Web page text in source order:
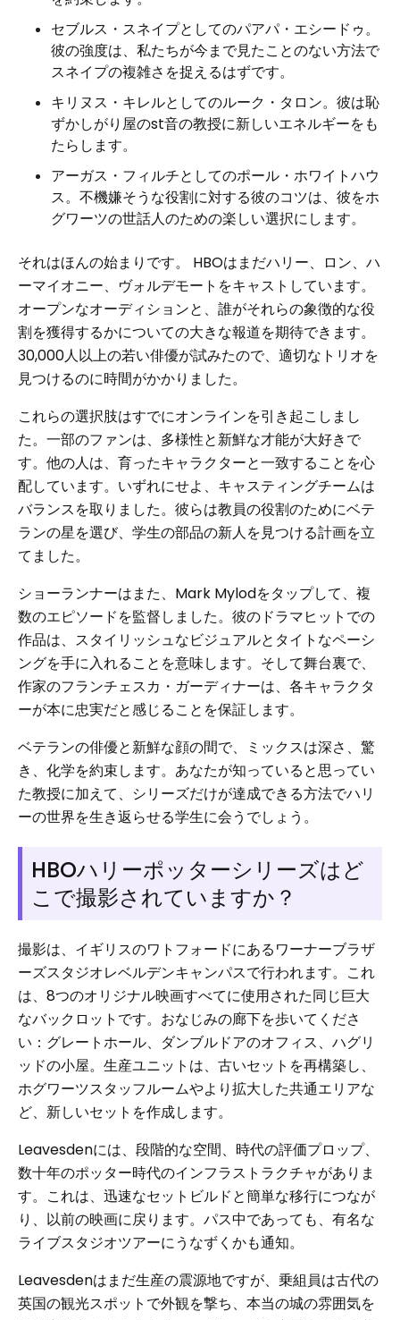
セブルス・スネイプとしてのパアパ・エシードゥ。
彼の強度は、私たちが今まで見たことのない方法で
スネイプの複雑さを捉えるはずです。
キリヌス・キレルとしてのルーク・タロン。彼は恥
ずかしがり屋のst音の教授に新しいエネルギーをも
たらします。
アーガス・フィルチとしてのポール・ホワイトハウ
ス。不機嫌そうな役割に対する彼のコツは、彼をホ
グワーツの世話人のための楽しい選択にします。
それはほんの始まりです。 HBOはまだハリー、ロン、ハ
ーマイオニー、ヴォルデモートをキャストしています。
オープンなオーディションと、誰がそれらの象徴的な役
割を獲得するかについての大きな報道を期待できます。
30,000人以上の若い俳優が試みたので、適切なトリオを
見つけるのに時間がかかりました。
これらの選択肢はすでにオンラインを引き起こしまし
た。一部のファンは、多様性と新鮮な才能が大好きで
す。他の人は、育ったキャラクターと一致することを心
配しています。いずれにせよ、キャスティングチームは
バランスを取りました。彼らは教員の役割のためにベテ
ランの星を選び、学生の部品の新人を見つける計画を立
てました。
ショーランナーはまた、Mark Mylodをタップして、複
数のエピソードを監督しました。彼のドラマヒットでの
作品は、スタイリッシュなビジュアルとタイトなペーシ
ングを手に入れることを意味します。そして舞台裏で、
作家のフランチェスカ・ガーディナーは、各キャラクタ
ーが本に忠実だと感じることを保証します。
ベテランの俳優と新鮮な顔の間で、ミックスは深さ、驚
き、化学を約束します。あなたが知っていると思ってい
た教授に加えて、シリーズだけが達成できる方法でハリ
ーの世界を生き返らせる学生に会うでしょう。
HBOハリーポッターシリーズはど
こで撮影されていますか？
撮影は、イギリスのワトフォードにあるワーナーブラザ
ーズスタジオレベルデンキャンパスで行われます。これ
は、8つのオリジナル映画すべてに使用された同じ巨大
なバックロットです。おなじみの廊下を歩いてくださ
い：グレートホール、ダンブルドアのオフィス、ハグリ
ッドの小屋。生産ユニットは、古いセットを再構築し、
ホグワーツスタッフルームやより拡大した共通エリアな
ど、新しいセットを作成します。
Leavesdenには、段階的な空間、時代の評価プロップ、
数十年のポッター時代のインフラストラクチャがありま
す。これは、迅速なセットビルドと簡単な移行につなが
り、以前の映画に戻ります。パス中であっても、有名な
ライブスタジオツアーにうなずくかも通知。
Leavesdenはまだ生産の震源地ですが、乗組員は古代の
英国の観光スポットで外観を撃ち、本当の城の雰囲気を